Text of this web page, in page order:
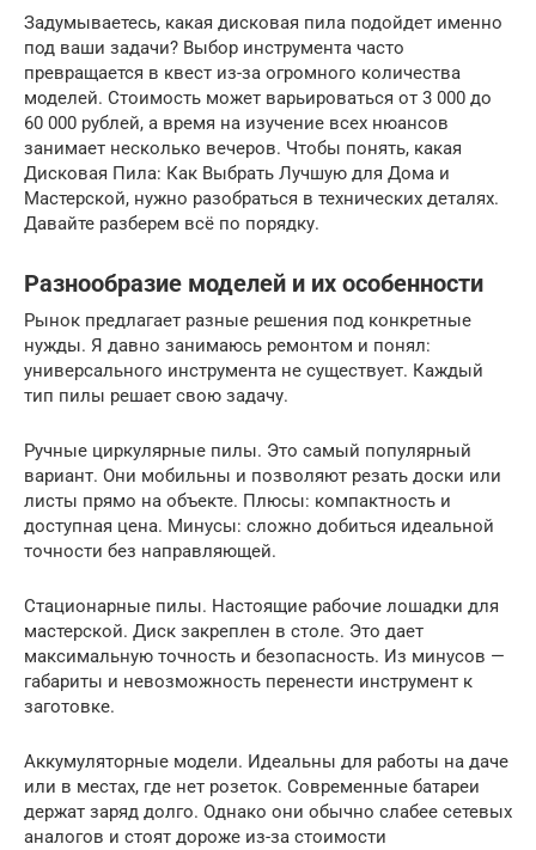
Задумываетесь, какая дисковая пила подойдет именно
под ваши задачи? Выбор инструмента часто
превращается в квест из-за огромного количества
моделей. Стоимость может варьироваться от 3 000 до
60 000 рублей, а время на изучение всех нюансов
занимает несколько вечеров. Чтобы понять, какая
Дисковая Пила: Как Выбрать Лучшую для Дома и
Мастерской, нужно разобраться в технических деталях.
Давайте разберем всё по порядку.
Разнообразие моделей и их особенности
Рынок предлагает разные решения под конкретные
нужды. Я давно занимаюсь ремонтом и понял:
универсального инструмента не существует. Каждый
тип пилы решает свою задачу.
Ручные циркулярные пилы. Это самый популярный
вариант. Они мобильны и позволяют резать доски или
листы прямо на объекте. Плюсы: компактность и
доступная цена. Минусы: сложно добиться идеальной
точности без направляющей.
Стационарные пилы. Настоящие рабочие лошадки для
мастерской. Диск закреплен в столе. Это дает
максимальную точность и безопасность. Из минусов —
габариты и невозможность перенести инструмент к
заготовке.
Аккумуляторные модели. Идеальны для работы на даче
или в местах, где нет розеток. Современные батареи
держат заряд долго. Однако они обычно слабее сетевых
аналогов и стоят дороже из-за стоимости